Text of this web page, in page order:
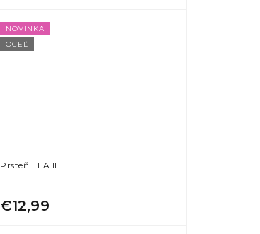
NOVINKA
OCEĽ
Prsteň ELA II
€12,99